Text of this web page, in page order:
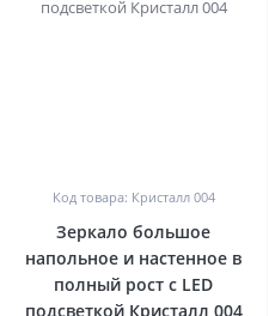
Код товара: Кристалл 004
Зеркало большое
напольное и настенное в
полный рост с LED
подсветкой Кристалл 004